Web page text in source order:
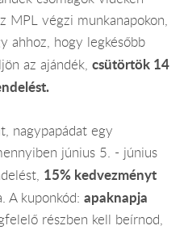
MPL végzi munkanapokon,
ahhoz, hogy legkésőbb
az ajándék, csütörtök 14
nagypapádat egy
június 5. - június
15% kedvezményt
A kuponkód: apaknapja
részben kell beírnod,